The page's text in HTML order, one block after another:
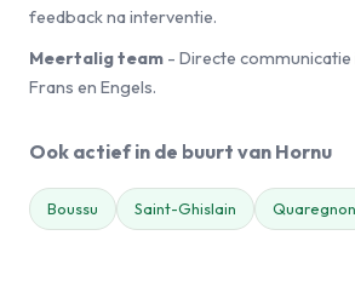
feedback na interventie.
Meertalig team - Directe communicatie
Frans en Engels.
Ook actief in de buurt van Hornu
Boussu Saint-Ghislain Quaregnon